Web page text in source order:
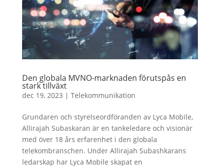
Den globala MVNO-marknaden förutspås en
stark tillväxt
dec 19, 2023 | Telekommunikation
Grundaren och styrelseordföranden av Lyca Mobile,
Allirajah Subaskaran är en tankeledare och visionär
med över 18 års erfarenhet i den globala
telekombranschen. Under Allirajah Subashkarans
ledarskap har Lyca Mobile skapat en